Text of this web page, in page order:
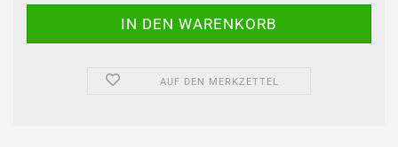
AUF DEN MERKZETTEL